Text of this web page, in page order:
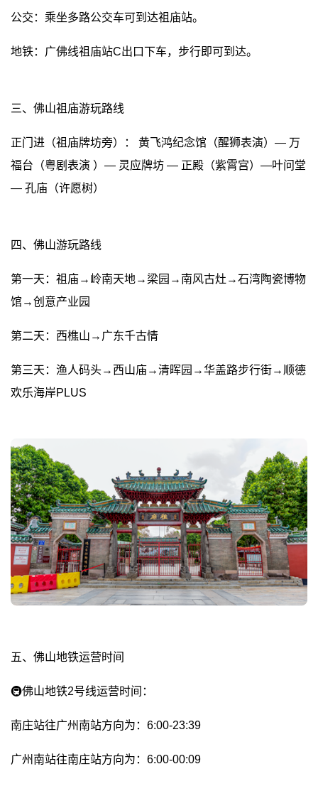
公交：乘坐多路公交车可到达祖庙站。
地铁：广佛线祖庙站C出口下车，步行即可到达。
三、佛山祖庙游玩路线
正门进（祖庙牌坊旁）： 黄飞鸿纪念馆（醒狮表演）— 万
福台（粤剧表演 ）— 灵应牌坊 — 正殿（紫霄宫）—叶问堂
— 孔庙（许愿树）
四、佛山游玩路线
第一天：祖庙→岭南天地→梁园→南风古灶→石湾陶瓷博物
馆→创意产业园
第二天：西樵山→广东千古情
第三天：渔人码头→西山庙→清晖园→华盖路步行街→顺德
欢乐海岸PLUS
五、佛山地铁运营时间
🚇佛山地铁2号线运营时间：
南庄站往广州南站方向为：6:00-23:39
广州南站往南庄站方向为：6:00-00:09